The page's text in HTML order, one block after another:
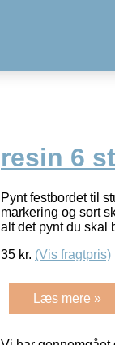
resin 6
Pynt festbordet til
markering og sort
alt det pynt du skal
35 kr. (Vis fragtpris)
Læs mere »